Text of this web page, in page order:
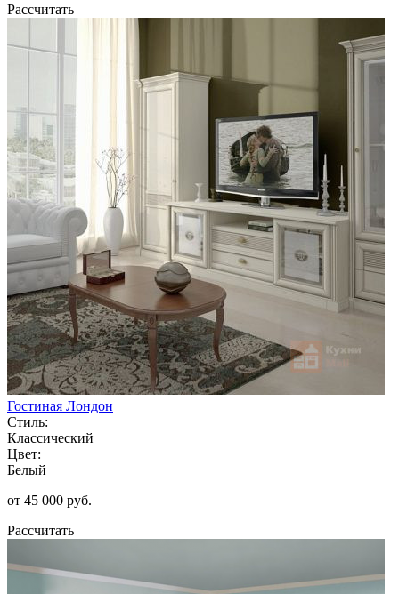
Рассчитать
Гостиная Лондон
Стиль:
Классический
Цвет:
Белый
от 45 000 руб.
Рассчитать